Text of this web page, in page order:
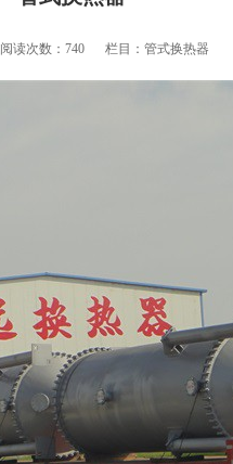
阅读次数： 740 栏目：管式换热器